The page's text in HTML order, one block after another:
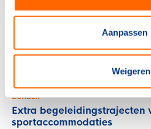
Aanpassen
Weigeren
Gezocht:
28 januari
Bonden
Extra begeleidingstrajecten
sportaccommodaties